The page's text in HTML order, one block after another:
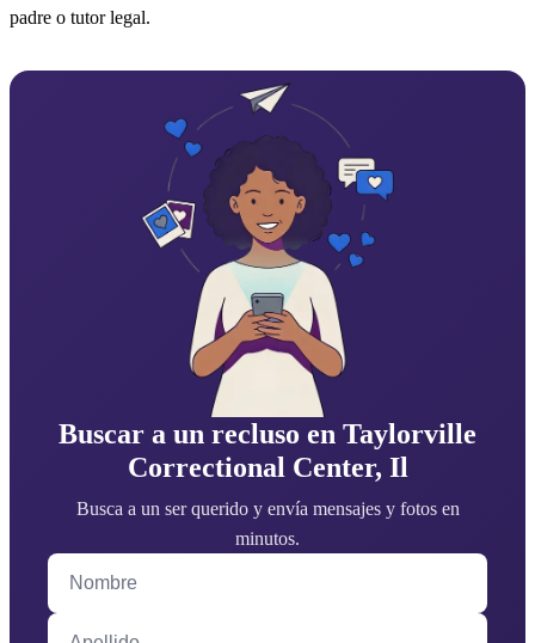
padre o tutor legal.
Buscar a un recluso en Taylorville
Correctional Center, Il
Busca a un ser querido y envía mensajes y fotos en
minutos.
Nombre
Apellido